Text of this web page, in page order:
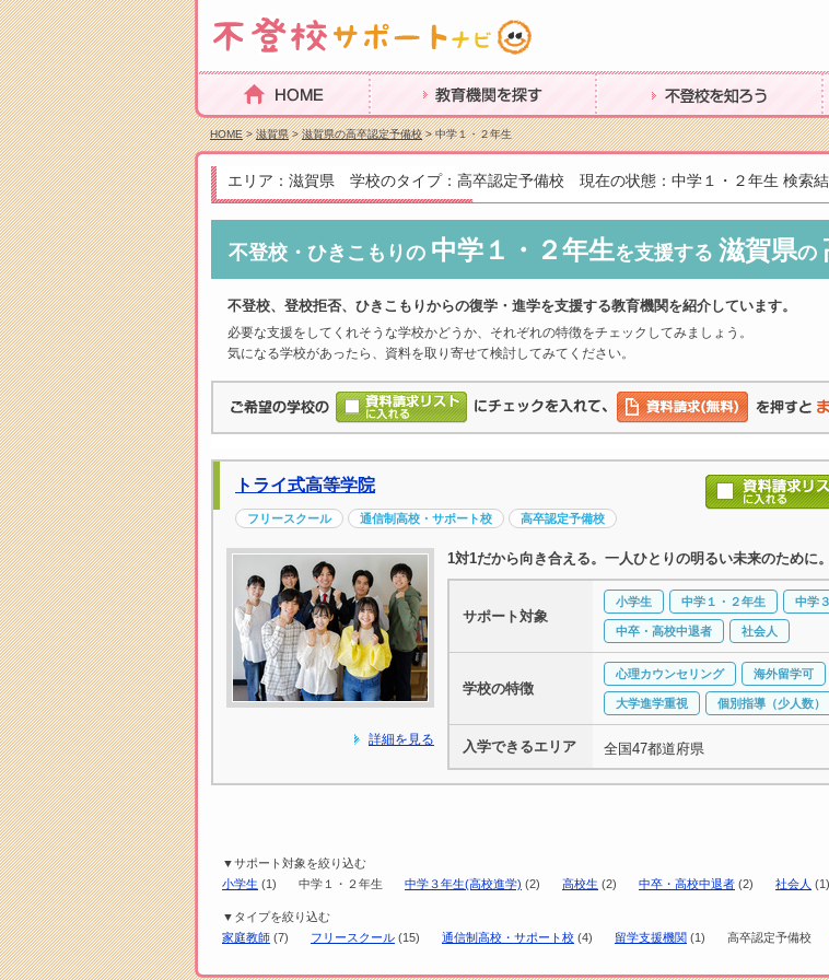
HOME 教育機関を探す 不登校を知ろう
HOME>滋賀県>滋賀県の高卒認定予備校> 中学１・２年生
エリア：滋賀県 学校のタイプ：高卒認定予備校 現在の状態：中学１・２年生 検索
不登校・ひきこもりの 中学１・２年生を支援する 滋賀県の
不登校、登校拒否、ひきこもりからの復学・進学を支援する教育機関を紹介しています。
必要な支援をしてくれそうな学校かどうか、それぞれの特徴をチェックしてみましょう。
気になる学校があったら、資料を取り寄せて検討してみてください。
トライ式高等学院
フリースクール 通信制高校・サポート校 高卒認定予備校
詳細を見る
1対1だから向き合える。一人ひとりの明るい未来のために。
サポート対象
小学生 中学１・２年生 中学
中卒・高校中退者 社会人
学校の特徴
心理カウンセリング 海外留学可
大学進学重視 個別指導（少人数）
入学できるエリア 全国47都道府県
▼サポート対象を絞り込む
小学生 (1) 中学１・２年生 中学３年生(高校進学) (2) 高校生 (2) 中卒・高校中退者 (2) 社会人 (1)
▼タイプを絞り込む
家庭教師 (7) フリースクール (15) 通信制高校・サポート校 (4) 留学支援機関 (1) 高卒認定予備校